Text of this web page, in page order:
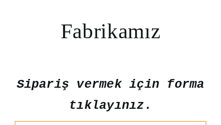
Fabrikamız
Sipariş vermek için forma
tıklayınız.